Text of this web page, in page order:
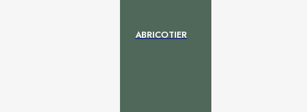
ABRICOTIER